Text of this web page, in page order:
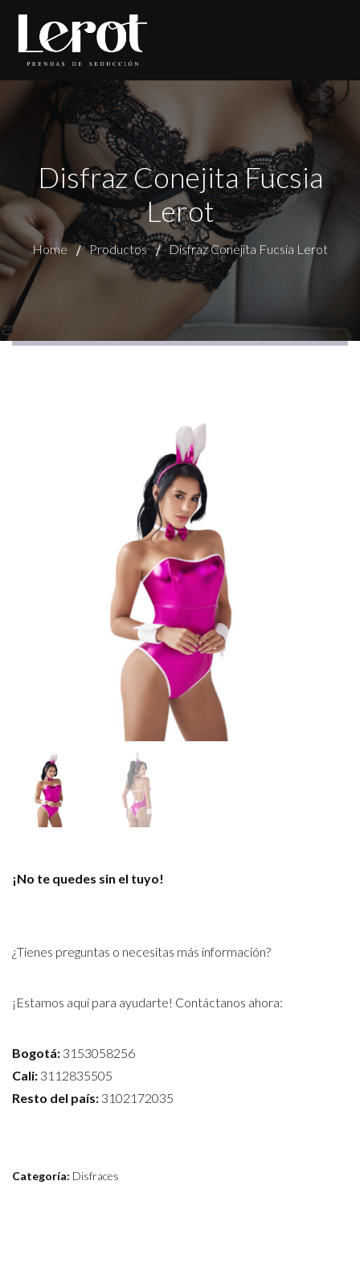
Disfraz Conejita Fucsia
Lerot
Home Productos Disfraz Conejita Fucsia Lerot
¡No te quedes sin el tuyo!
¿Tienes preguntas o necesitas más información?
¡Estamos aquí para ayudarte! Contáctanos ahora:
Bogotá: 3153058256
Cali: 3112835505
Resto del país: 3102172035
Categoría: Disfraces